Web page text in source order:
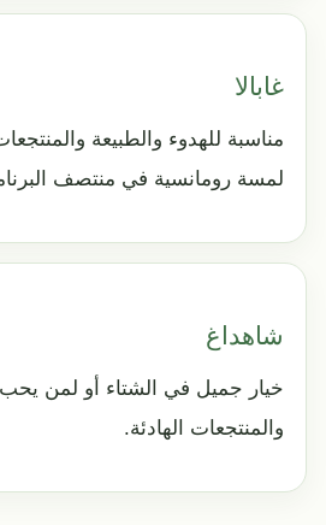
غابالا
مناسبة للهدوء والطبيعة
لمسة رومانسية في منتصف
شاهداغ
خيار جميل في الشتاء أو لمن يحب
والمنتجعات الهادئة.